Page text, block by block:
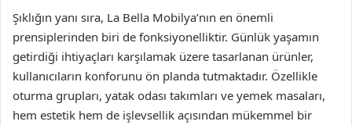
Şıklığın yanı sıra, La Bella Mobilya’nın en önemli
prensiplerinden biri de fonksiyonelliktir. Günlük yaşamın
getirdiği ihtiyaçları karşılamak üzere tasarlanan ürünler,
kullanıcıların konforunu ön planda tutmaktadır. Özellikle
oturma grupları, yatak odası takımları ve yemek masaları,
hem estetik hem de işlevsellik açısından mükemmel bir